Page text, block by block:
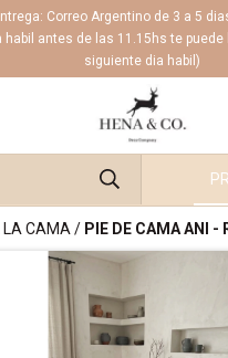
Correo Argentino de 3 a 5
habil antes de las 11.15hs te puede
siguiente dia habil)
LA CAMA / PIE DE CAMA ANI -